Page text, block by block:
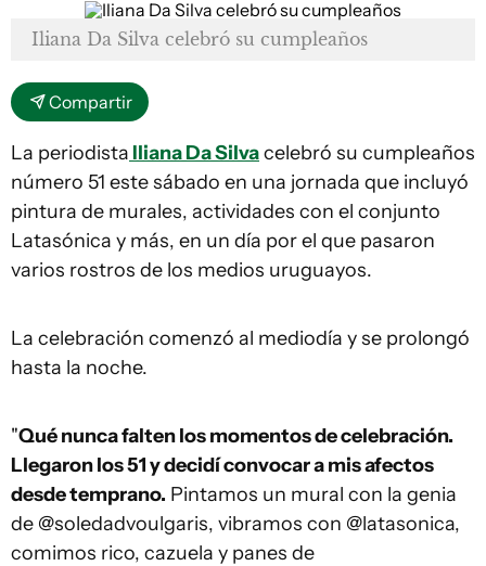
Iliana Da Silva celebró su cumpleaños
Compartir
La periodistaIliana Da Silvacelebró su cumpleaños
número 51 este sábado en una jornada que incluyó
pintura de murales, actividades con el conjunto
Latasónica y más, en un día por el que pasaron
varios rostros de los medios uruguayos.
La celebración comenzó al mediodía y se prolongó
hasta la noche.
"Qué nunca falten los momentos de celebración.
Llegaron los 51 y decidí convocar a mis afectos
desde temprano. Pintamos un mural con la genia
de @soledadvoulgaris, vibramos con @latasonica,
comimos rico, cazuela y panes de